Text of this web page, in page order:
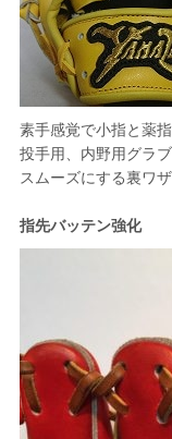
素手感覚で小指と薬
投手用、内野用グラ
スムーズにする裏ワザ
指先バッテン強化